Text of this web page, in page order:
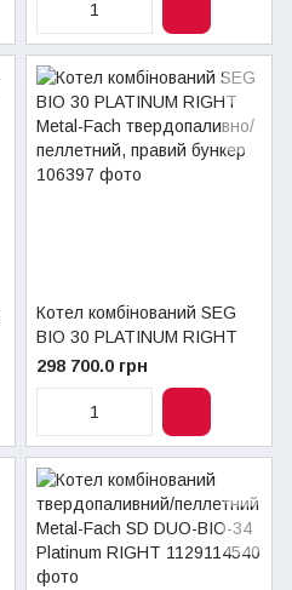
Котел комбінований SEG
BIO 30 PLATINUM RIGHT
Metal-Fach твердопаливно/
пеллетний, правий бункер
298 700.0 грн